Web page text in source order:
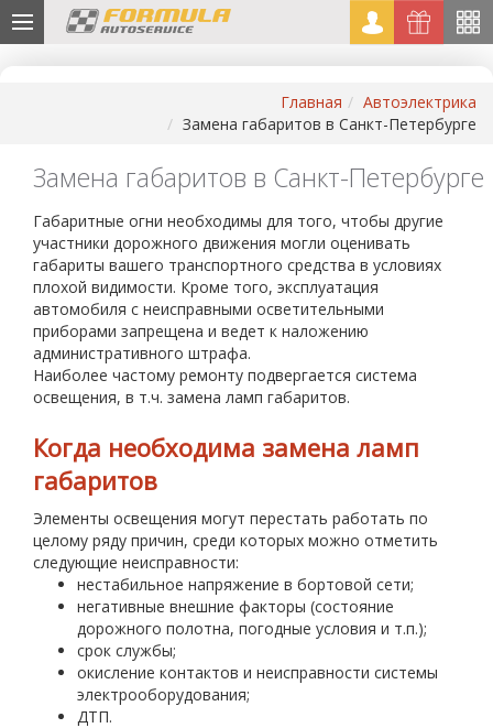
Главная
Автоэлектрика
Замена габаритов в Санкт-Петербурге
Замена габаритов в Санкт-Петербурге
Габаритные огни необходимы для того, чтобы другие
участники дорожного движения могли оценивать
габариты вашего транспортного средства в условиях
плохой видимости. Кроме того, эксплуатация
автомобиля с неисправными осветительными
приборами запрещена и ведет к наложению
административного штрафа.
Наиболее частому ремонту подвергается система
освещения, в т.ч. замена ламп габаритов.
Когда необходима замена ламп
габаритов
Элементы освещения могут перестать работать по
целому ряду причин, среди которых можно отметить
следующие неисправности:
нестабильное напряжение в бортовой сети;
негативные внешние факторы (состояние
дорожного полотна, погодные условия и т.п.);
срок службы;
окисление контактов и неисправности системы
электрооборудования;
ДТП.